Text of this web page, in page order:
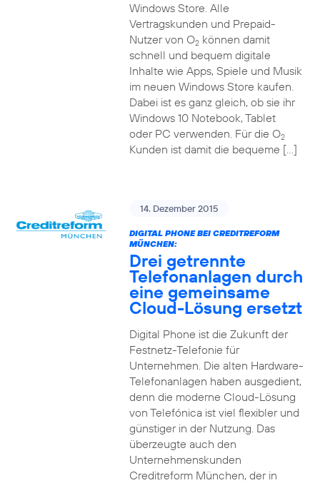
Windows Store. Alle
Vertragskunden und Prepaid-
Nutzer von O2können damit
schnell und bequem digitale
Inhalte wie Apps, Spiele und Musik
im neuen Windows Store kaufen.
Dabei ist es ganz gleich, ob sie ihr
Windows 10 Notebook, Tablet
oder PC verwenden. Für die O2
Kunden ist damit die bequeme […]
14. Dezember 2015
DIGITAL PHONE BEI CREDITREFORM
MÜNCHEN:
Drei getrennte
Telefonanlagen durch
eine gemeinsame
Cloud-Lösung ersetzt
Digital Phone ist die Zukunft der
Festnetz-Telefonie für
Unternehmen. Die alten Hardware-
Telefonanlagen haben ausgedient,
denn die moderne Cloud-Lösung
von Telefónica ist viel flexibler und
günstiger in der Nutzung. Das
überzeugte auch den
Unternehmenskunden
Creditreform München, der in